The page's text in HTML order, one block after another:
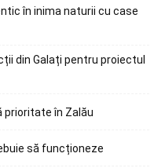
în inima naturii cu case
din Galați pentru proiectul
prioritate în Zalău
să funcționeze